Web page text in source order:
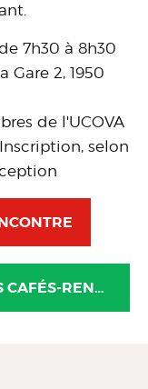
7h30 à 8h30
Gare 2, 1950
de l'UCOVA
selon
ÊTRE INFORMÉ.E DES FUTURS CAFÉS-RENCONTRES